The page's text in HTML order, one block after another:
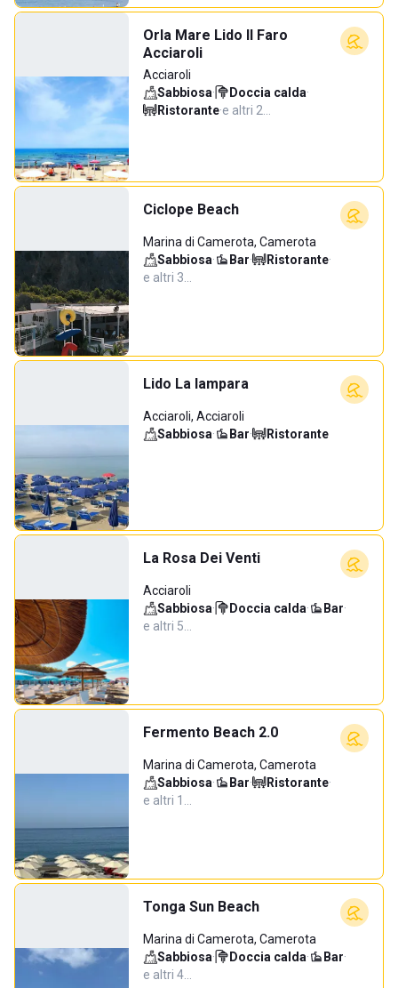
Orla Mare Lido Il Faro
Acciaroli
Acciaroli
Sabbiosa· Doccia calda·
Ristorante·e altri 2…
Ciclope Beach
Marina di Camerota, Camerota
Sabbiosa· Bar· Ristorante·
e altri 3…
Lido La lampara
Acciaroli, Acciaroli
Sabbiosa· Bar· Ristorante
La Rosa Dei Venti
Acciaroli
Sabbiosa· Doccia calda· Bar·
e altri 5…
Fermento Beach 2.0
Marina di Camerota, Camerota
Sabbiosa· Bar· Ristorante·
e altri 1…
Tonga Sun Beach
Marina di Camerota, Camerota
Sabbiosa· Doccia calda· Bar·
e altri 4…